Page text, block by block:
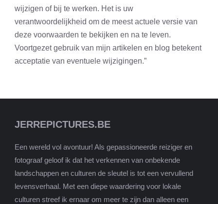
wijzigen of bij te werken. Het is uw
verantwoordelijkheid om de meest actuele versie van
deze voorwaarden te bekijken en na te leven.
Voortgezet gebruik van mijn artikelen en blog betekent
acceptatie van eventuele wijzigingen.”
JERREPICTURES.BE
Een wereld vol avontuur! Als gepassioneerde reiziger en
fotograaf geloof ik dat het verkennen van onbekende
landschappen en culturen de sleutel is tot een vervullend
levensverhaal. Met een diepe waardering voor lokale
culturen streef ik ernaar om meer te zijn dan alleen een